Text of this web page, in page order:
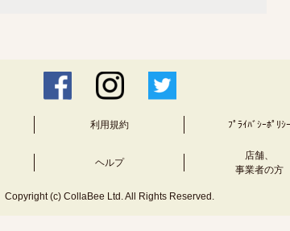
利用規約 ﾌﾟﾗｲﾊﾞｼｰﾎﾟﾘｼｰ
ヘルプ
店舗、
事業者の方
Copyright (c) CollaBee Ltd. All Rights Reserved.